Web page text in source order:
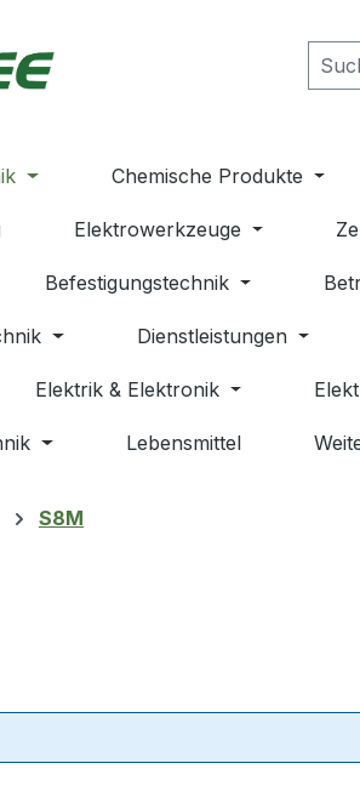
Chemische Produkte
Elektrowerkzeuge
Befestigungstechnik
Dienstleistungen
Elektrik & Elektronik
Lebensmittel
S8M